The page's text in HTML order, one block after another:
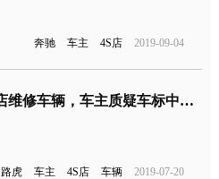
奔驰 车主 4S店 2019-09-04
路虎4S店维修车辆，车主质疑车标中网非原厂，4S店拒绝回答！
路虎 车主 4S店 车辆 2019-07-20